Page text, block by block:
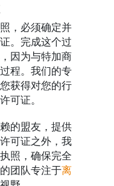
，必须确定并
。完成这个过
因为与特加商
程。我们的专
获得对您的行
可证。
的盟友，提供
可证之外，我
照，确保完全
团队专注于离